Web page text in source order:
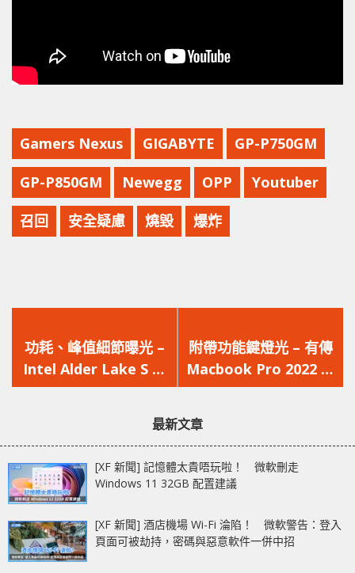
Gamers Nexus GIGABYTE GP-P750GM
GP-P850GM Newegg OPP Youtuber
召回 安全疑慮 燒毀 爆炸
一
篇
文
功耗、峰值細節曝光 –
Intel Alder Lake S 與
Raptor Lake S 處理器
一
篇
文
附帶功能鍵燈光 – 有傳
Macbook Pro 2022 將
取消的 Touch Bar 將
最新文章
[XF 新聞] 記憶體太貴唔玩啦！ 微軟刪走
Windows 11 32GB 配置建議
[XF 新聞] 酒店機場 Wi-Fi 淪陷！ 微軟警告：登入
頁面可被劫持，密碼與惡意軟件一併中招